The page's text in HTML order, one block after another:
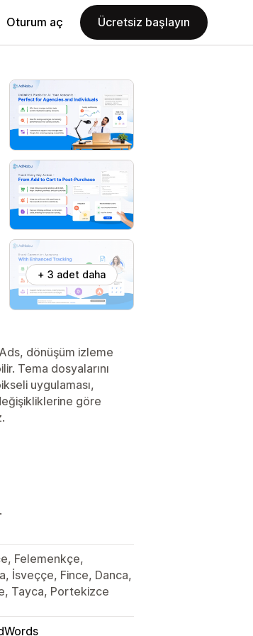
Oturum aç Ücretsiz başlayın
+ 3 adet daha
dönüşüm izleme
Tema dosyalarını
uygulaması,
göre
Felemenkçe,
İsveççe, Fince, Danca,
Tayca, Portekizce